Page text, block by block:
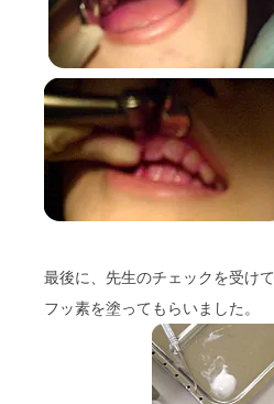
最後に、先生のチェックを受けて
フッ素を塗ってもらいました。